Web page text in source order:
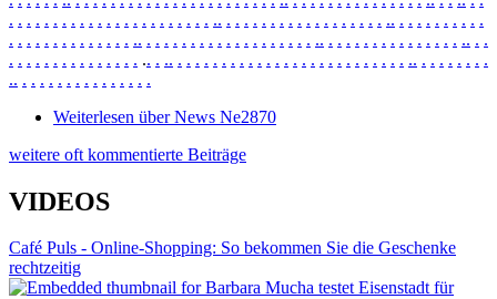
. . . . . . . . . . . . . . . . . . . . . . . .. . . . . . . . . . . . . . . . . . . .. . . . . . . . . . .
. . . . . . . . . . . . . . .. . . . . . . . . . . . . . . . . . . . .. . . . . . . . . . . . . . . . .. . .
. . . . . . . . . . . . . . . .. . .. . . . . . . . . . . . . . . . . . . . . . . . . . . .. . . . . . . . .
.. . . . . . . . . . . . . . . .
Weiterlesen über News Ne2870
weitere oft kommentierte Beiträge
VIDEOS
Café Puls - Online-Shopping: So bekommen Sie die Geschenke
rechtzeitig